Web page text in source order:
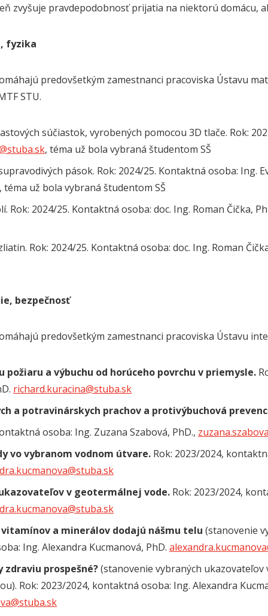
zvyšuje pravdepodobnosť prijatia na niektorú domácu,
fyzika
predovšetkým zamestnanci pracoviska Ústavu
STU.
súčiastok, vyrobených pomocou 3D tlače. Rok:
, téma už bola vybraná študentom SŠ
pások. Rok: 2024/25. Kontaktná osoba: Ing.
, téma už bola vybraná študentom SŠ
Rok: 2024/25. Kontaktná osoba: doc. Ing. Roman Čička,
Rok: 2024/25. Kontaktná osoba: doc. Ing. Roman
bezpečnosť
predovšetkým zamestnanci pracoviska Ústavu
požiaru a výbuchu od horúceho povrchu v priemysle.
richard.kuracina@stuba.sk
a potravinárskych prachov a protivýbuchová
osoba: Ing. Zuzana Szabová, PhD.,
vo vybranom vodnom útvare. Rok: 2023/2024,
v geotermálnej vode. Rok: 2023/2024,
a minerálov dodajú nášmu telu (stanovenie
Ing. Alexandra Kucmanová, PhD.
prospešné?(stanovenie vybraných ukazovateľov
Rok: 2023/2024, kontaktná osoba: Ing. Alexandra